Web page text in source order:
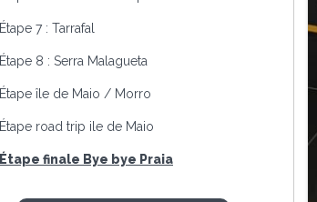
Étape 7 : Tarrafal
Étape 8 : Serra Malagueta
Étape île de Maio / Morro
Étape road trip ile de Maio
Étape finale Bye bye Praia